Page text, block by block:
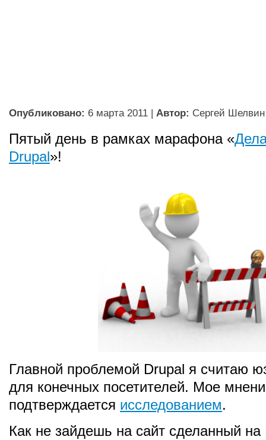
Опубликовано: 6 марта 2011 | Автор: Сергей Шелвин
Пятый день в рамках марафона «
Drupal»!
Главной проблемой Drupal я считаю
для конечных посетителей. Мое
подтверждается исследованием.
Как не зайдешь на сайт сделанный на